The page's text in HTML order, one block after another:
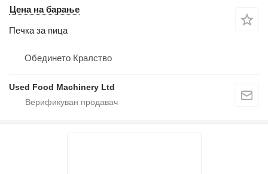
Цена на барање
Печка за пица
Обединето Кралство
Used Food Machinery Ltd